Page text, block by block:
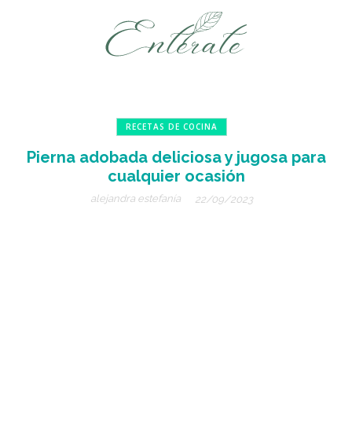
RECETAS DE COCINA
Pierna adobada deliciosa y jugosa para
cualquier ocasión
alejandra estefanía 22/09/2023